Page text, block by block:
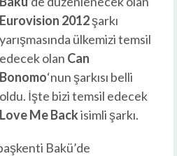
Eurovision 2012şarkı
yarışmasında ülkemizi temsil
edecek olan Can
Bonomo‘nun şarkısı belli
oldu. İşte bizi temsil edecek
Love Me Backisimli şarkı.
Bakü’de